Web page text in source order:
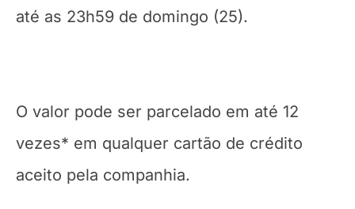
até as 23h59 de domingo (25).
O valor pode ser parcelado em até 12
vezes* em qualquer cartão de crédito
aceito pela companhia.